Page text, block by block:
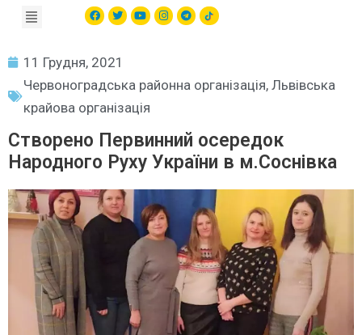
11 Грудня, 2021
Червоноградська районна організація, Львівська
крайова організація
Створено Первинний осередок
Народного Руху України в м.Соснівка